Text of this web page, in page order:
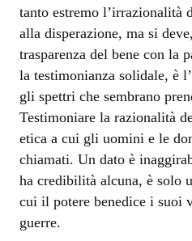
tanto estremo l’irrazionalità
alla disperazione, ma si
trasparenza del bene con la
la testimonianza solidale, è
gli spettri che sembrano
Testimoniare la razionalità
etica a cui gli uomini e le
chiamati. Un dato è
ha credibilità alcuna, è solo
cui il potere benedice i suoi
guerre.